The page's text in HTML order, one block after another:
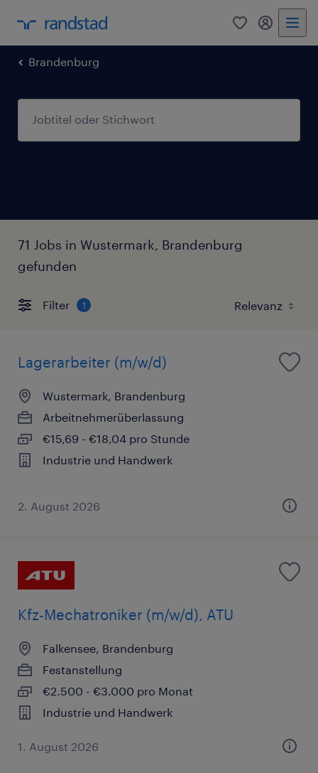
0 Mein
Brandenburg
71 Jobs in Wustermark, Brandenburg
gefunden
Filter 1
Lagerarbeiter (m/w/d)
Wustermark, Brandenburg
Arbeitnehmerüberlassung
€15,69 - €18,04 pro Stunde
Industrie und Handwerk
2. August 2026
Kfz-Mechatroniker (m/w/d), ATU
Falkensee, Brandenburg
Festanstellung
€2.500 - €3.000 pro Monat
Industrie und Handwerk
1. August 2026